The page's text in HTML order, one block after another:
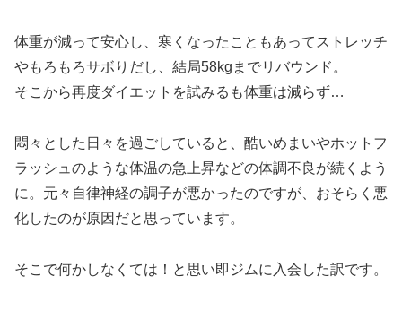
体重が減って安心し、寒くなったこともあってストレッチ
やもろもろサボりだし、結局58kgまでリバウンド。
そこから再度ダイエットを試みるも体重は減らず…
悶々とした日々を過ごしていると、酷いめまいやホットフ
ラッシュのような体温の急上昇などの体調不良が続くよう
に。元々自律神経の調子が悪かったのですが、おそらく悪
化したのが原因だと思っています。
そこで何かしなくては！と思い即ジムに入会した訳です。